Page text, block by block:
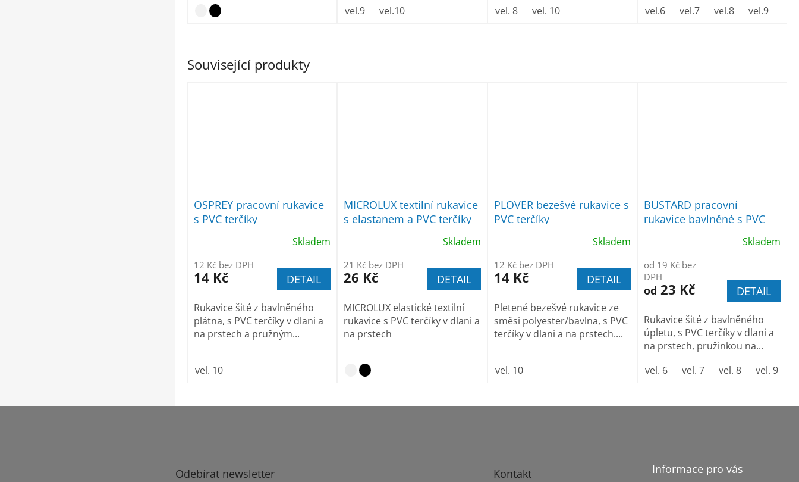
Související produkty
OSPREY pracovní rukavice
s PVC terčíky
Skladem
12 Kč bez DPH
14 Kč DETAIL
Rukavice šité z bavlněného
plátna, s PVC terčíky v dlani a
na prstech a pružným...
vel. 10
MICROLUX textilní rukavice
s elastanem a PVC terčíky
Skladem
21 Kč bez DPH
26 Kč DETAIL
MICROLUX elastické textilní
rukavice s PVC terčíky v dlani a
na prstech
PLOVER bezešvé rukavice s
PVC terčíky
Skladem
12 Kč bez DPH
14 Kč DETAIL
Pletené bezešvé rukavice ze
směsi polyester/bavlna, s PVC
terčíky v dlani a na prstech....
vel. 10
BUSTARD pracovní
rukavice bavlněné s PVC
Skladem
od 19 Kč bez
DPH
od 23 Kč DETAIL
Rukavice šité z bavlněného
úpletu, s PVC terčíky v dlani a
na prstech, pružinkou na...
vel. 6
vel. 7 vel. 8 vel. 9
vel.9
vel.10
vel. 8
vel. 10
vel.6
vel.7 vel.8 vel.9
Z
Odebírat newsletter Kontakt Informace pro vás